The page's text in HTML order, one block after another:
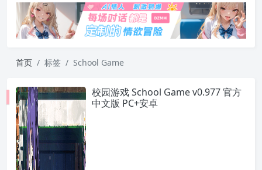
首页 标签 School Game
校园游戏 School Game v0.977 官方
中文版 PC+安卓